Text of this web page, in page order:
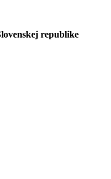
republike